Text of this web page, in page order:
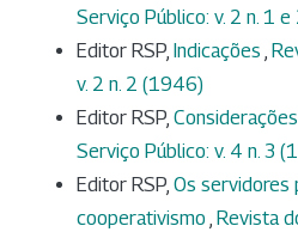
Serviço Público: v. 2 n. 1
Editor RSP, Indicações ,
v. 2 n. 2 (1946)
Editor RSP,
Serviço Público: v. 4 n. 3
Editor RSP, Os servidores
cooperativismo , Revista